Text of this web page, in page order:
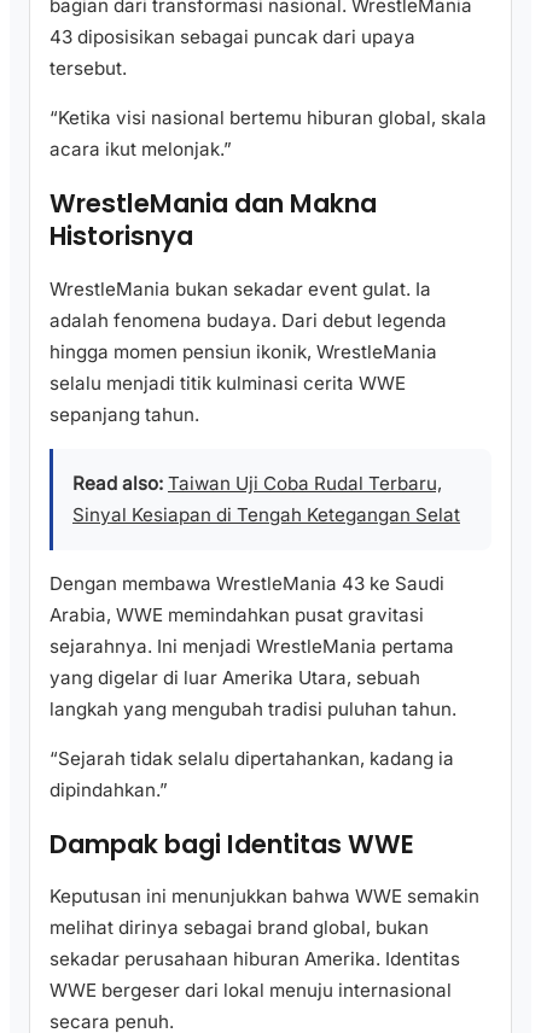
bagian dari transformasi nasional. WrestleMania
43 diposisikan sebagai puncak dari upaya
tersebut.
“Ketika visi nasional bertemu hiburan global, skala
acara ikut melonjak.”
WrestleMania dan Makna
Historisnya
WrestleMania bukan sekadar event gulat. Ia
adalah fenomena budaya. Dari debut legenda
hingga momen pensiun ikonik, WrestleMania
selalu menjadi titik kulminasi cerita WWE
sepanjang tahun.
Read also: Taiwan Uji Coba Rudal Terbaru,
Sinyal Kesiapan di Tengah Ketegangan Selat
Dengan membawa WrestleMania 43 ke Saudi
Arabia, WWE memindahkan pusat gravitasi
sejarahnya. Ini menjadi WrestleMania pertama
yang digelar di luar Amerika Utara, sebuah
langkah yang mengubah tradisi puluhan tahun.
“Sejarah tidak selalu dipertahankan, kadang ia
dipindahkan.”
Dampak bagi Identitas WWE
Keputusan ini menunjukkan bahwa WWE semakin
melihat dirinya sebagai brand global, bukan
sekadar perusahaan hiburan Amerika. Identitas
WWE bergeser dari lokal menuju internasional
secara penuh.